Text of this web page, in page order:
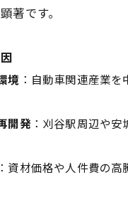
著です。
境 ：自動車関連産業
開発：刈谷駅周辺や安
：資材価格や人件費の